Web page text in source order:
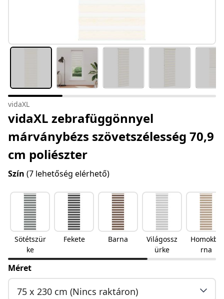
vidaXL
vidaXL zebrafüggönnyel
márványbézs szövetszélesség 70,9
cm poliészter
Szín (7 lehetőség elérhető)
Sötétszür
ke
Fekete Barna
Világossz
ürke
Homokba
rna
Méret
75 x 230 cm (Nincs raktáron)